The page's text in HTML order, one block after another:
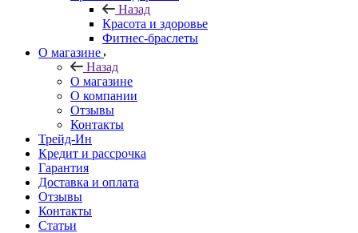
Назад
Красота и здоровье
Фитнес-браслеты
О магазине
Назад
О магазине
О компании
Отзывы
Контакты
Трейд-Ин
Кредит и рассрочка
Гарантия
Доставка и оплата
Отзывы
Контакты
Статьи